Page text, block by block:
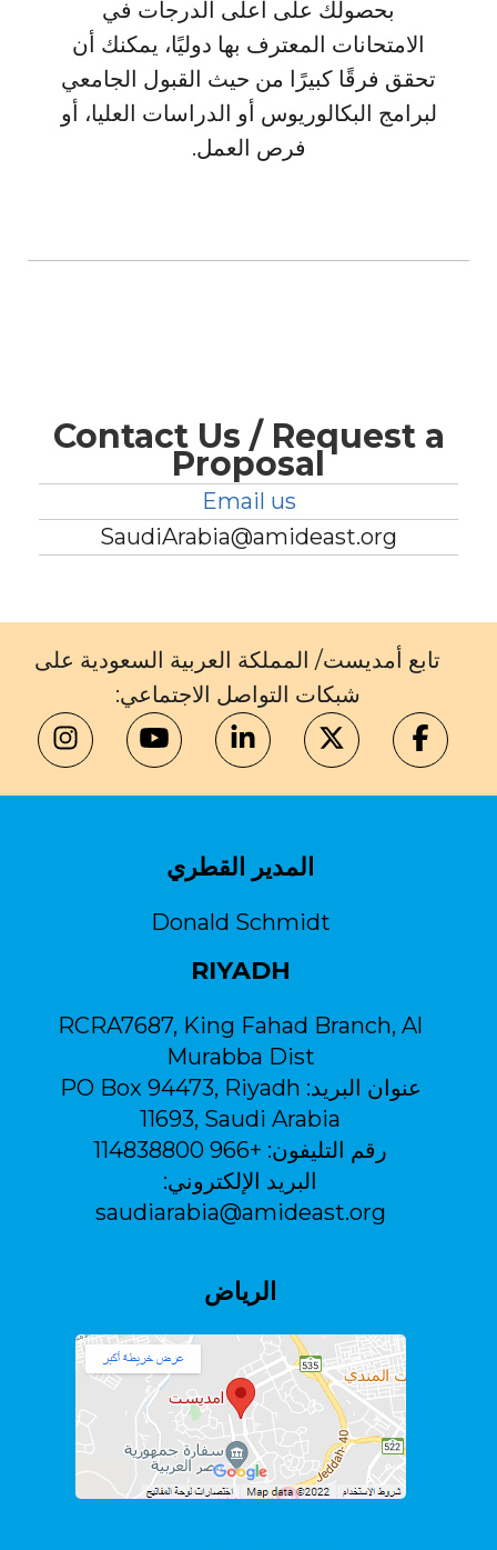
بحصولك على أعلى الدرجات في
الامتحانات المعترف بها دوليًا، يمكنك أن
تحقق فرقًا كبيرًا من حيث القبول الجامعي
لبرامج البكالوريوس أو الدراسات العليا، أو
فرص العمل.
Contact Us / Request a
Proposal
Email us
SaudiArabia@amideast.org
تابع أمديست/ المملكة العربية السعودية على
شبكات التواصل الاجتماعي:
المدير القطري
Donald Schmidt
RIYADH
RCRA7687, King Fahad Branch, Al
Murabba Dist
عنوان البريد:PO Box 94473, Riyadh
11693, Saudi Arabia
رقم التليفون:+966 114838800
البريد الإلكتروني:
saudiarabia@amideast.org
الرياض